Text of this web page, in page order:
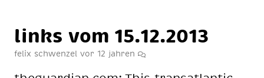
links vom 15.12.2013
felix schwenzel vor 12 jahren